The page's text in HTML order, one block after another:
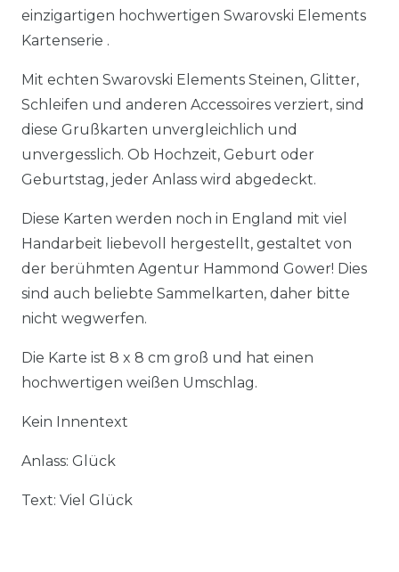
einzigartigen hochwertigen Swarovski Elements
Kartenserie .
Mit echten Swarovski Elements Steinen, Glitter,
Schleifen und anderen Accessoires verziert, sind
diese Grußkarten unvergleichlich und
unvergesslich. Ob Hochzeit, Geburt oder
Geburtstag, jeder Anlass wird abgedeckt.
Diese Karten werden noch in England mit viel
Handarbeit liebevoll hergestellt, gestaltet von
der berühmten Agentur Hammond Gower! Dies
sind auch beliebte Sammelkarten, daher bitte
nicht wegwerfen.
Die Karte ist 8 x 8 cm groß und hat einen
hochwertigen weißen Umschlag.
Kein Innentext
Anlass: Glück
Text: Viel Glück